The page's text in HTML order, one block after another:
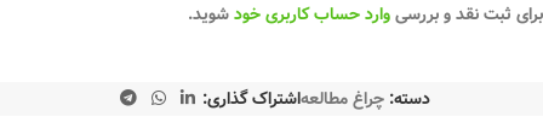
برای ثبت نقد و بررسیوارد حساب کاربری خودشوید.
دسته: چراغ مطالعهاشتراک گذاری: